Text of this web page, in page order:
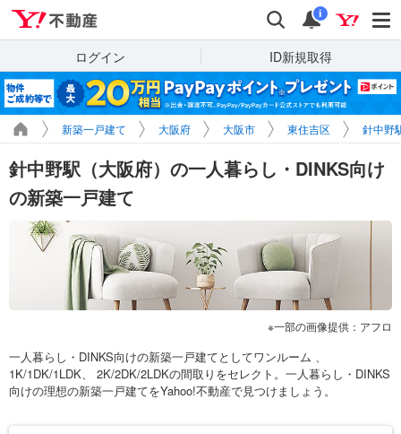
検索 通知
i
ログイン ID新規取得
新築一戸建て 大阪府 大阪市 東住吉区 針中野
針中野駅（大阪府）の一人暮らし・DINKS向け
の新築一戸建て
一部の画像提供：アフロ
一人暮らし・DINKS向けの新築一戸建てとしてワンルーム 、
1K/1DK/1LDK、 2K/2DK/2LDKの間取りをセレクト。一人暮らし・DINKS
向けの理想の新築一戸建てをYahoo!不動産で見つけましょう。